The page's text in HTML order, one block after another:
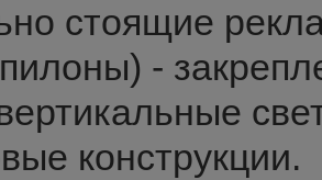
стоящие
-
конструкции.